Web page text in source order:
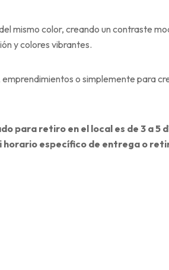
mismo color, creando un contraste
y colores vibrantes.
o simplemente para
retiro en el local es de 3 a 5
horario específico de entrega o